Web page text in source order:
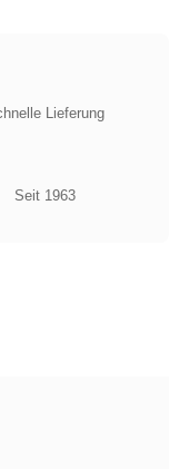
Lieferung
Seit 1963